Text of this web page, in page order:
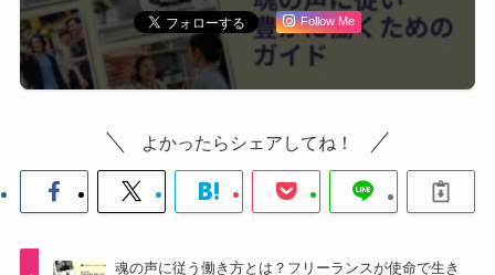
Follow Me
よかったらシェアしてね！
魂の声に従う働き方とは？フリーランスが使命で生き